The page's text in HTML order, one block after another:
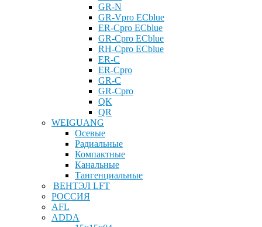
GR-N
GR-Vpro ECblue
ER-Cpro ECblue
GR-Cpro ECblue
RH-Cpro ECblue
ER-C
ER-Cpro
GR-C
GR-Cpro
QK
QR
WEIGUANG
Осевые
Радиальные
Компактные
Канальные
Тангенциальные
ВЕНТЭЛ LFT
РОССИЯ
AFL
ADDA